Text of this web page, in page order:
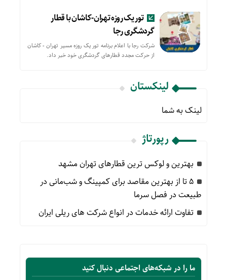
تور یک روزه تهران-کاشان با قطار
گردشگری رجا
شرکت رجا با اعلام برنامه تور یک روزه مسیر تهران - کاشان
از حركت مجدد قطارهای گردشگری خود خبر داد.
لینکستان
لینک به شما
رپورتاژ
بهترین و لوکس ترین قطارهای تهران مشهد
۵ تا از بهترین مقاصد برای کمپینگ و شب‌مانی در
طبیعت در فصل سرما
تفاوت ارائه خدمات در انواع شرکت های ریلی ایران
ما را در شبکه‌های اجتماعی دنبال کنید